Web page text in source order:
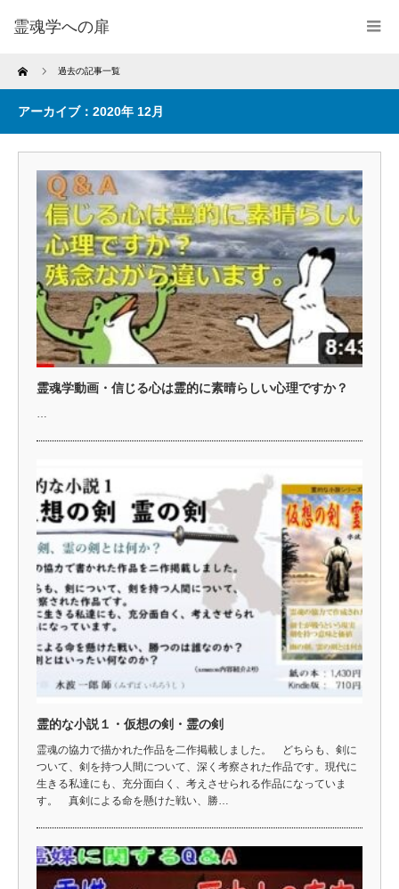
霊魂学への扉
Home 過去の記事一覧
アーカイブ：2020年 12月
霊魂学動画・信じる心は霊的に素晴らしい心理ですか？
…
霊的な小説１・仮想の剣・霊の剣
霊魂の協力で描かれた作品を二作掲載しました。 どちらも、剣に
ついて、剣を持つ人間について、深く考察された作品です。現代に
生きる私達にも、充分面白く、考えさせられる作品になっていま
す。 真剣による命を懸けた戦い、勝…